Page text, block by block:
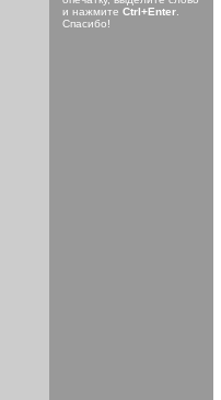
и нажмите Ctrl+Enter
Спасибо!